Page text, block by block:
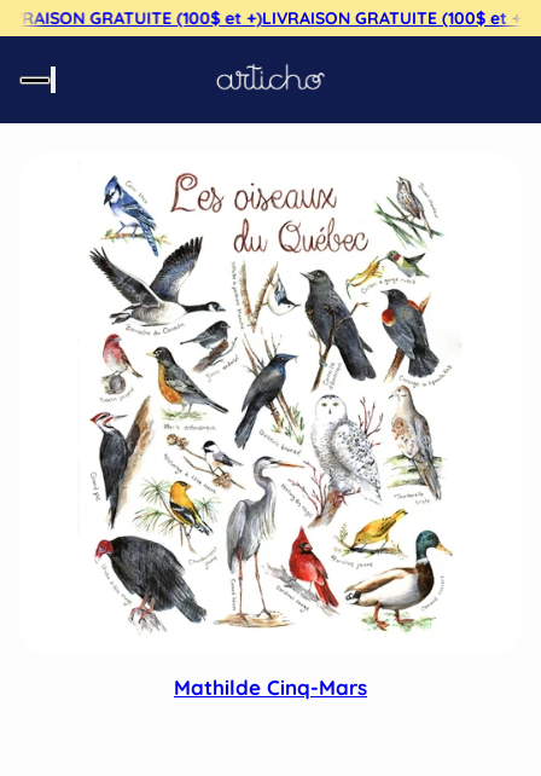
GRATUITE (100$ et +)LIVRAISON GRATUITE (100$ et +)
Mathilde Cinq-Mars